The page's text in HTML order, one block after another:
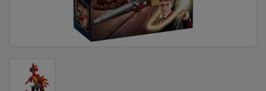
KLIMATIZACIJA